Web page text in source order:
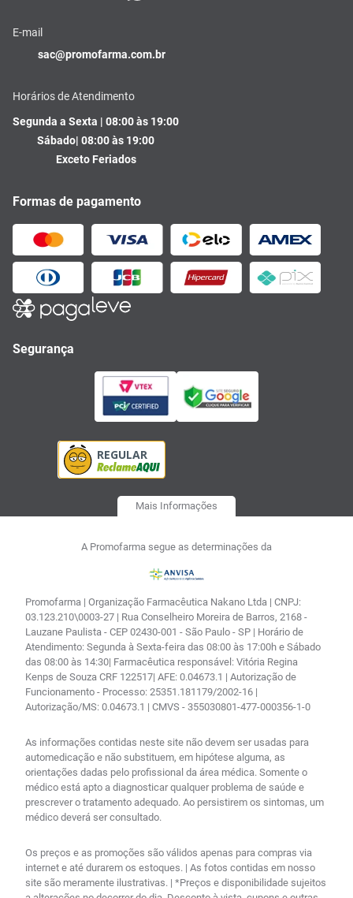
E-mail
sac@promofarma.com.br
Horários de Atendimento
Segunda a Sexta | 08:00 às 19:00
Sábado| 08:00 às 19:00
Exceto Feriados
Formas de pagamento
Segurança
Mais Informações
A Promofarma segue as determinações da
Promofarma | Organização Farmacêutica Nakano Ltda | CNPJ:
03.123.210\0003-27 | Rua Conselheiro Moreira de Barros, 2168 -
Lauzane Paulista - CEP 02430-001 - São Paulo - SP | Horário de
Atendimento: Segunda à Sexta-feira das 08:00 às 17:00h e Sábado
das 08:00 às 14:30| Farmacêutica responsável: Vitória Regina
Kenps de Souza CRF 122517| AFE: 0.04673.1 | Autorização de
Funcionamento - Processo: 25351.181179/2002-16 |
Autorização/MS: 0.04673.1 | CMVS - 355030801-477-000356-1-0
As informações contidas neste site não devem ser usadas para
automedicação e não substituem, em hipótese alguma, as
orientações dadas pelo profissional da área médica. Somente o
médico está apto a diagnosticar qualquer problema de saúde e
prescrever o tratamento adequado. Ao persistirem os sintomas, um
médico deverá ser consultado.
Os preços e as promoções são válidos apenas para compras via
internet e até durarem os estoques. | As fotos contidas em nosso
site são meramente ilustrativas. | *Preços e disponibilidade sujeitos